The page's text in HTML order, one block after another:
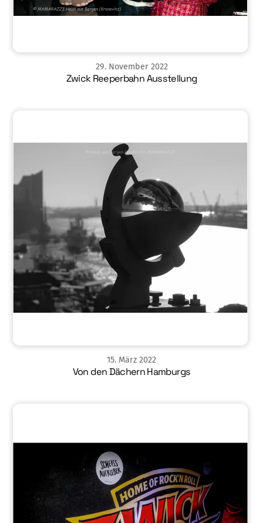
29. November 2022
Zwick Reeperbahn Ausstellung
15. März 2022
Von den Dächern Hamburgs